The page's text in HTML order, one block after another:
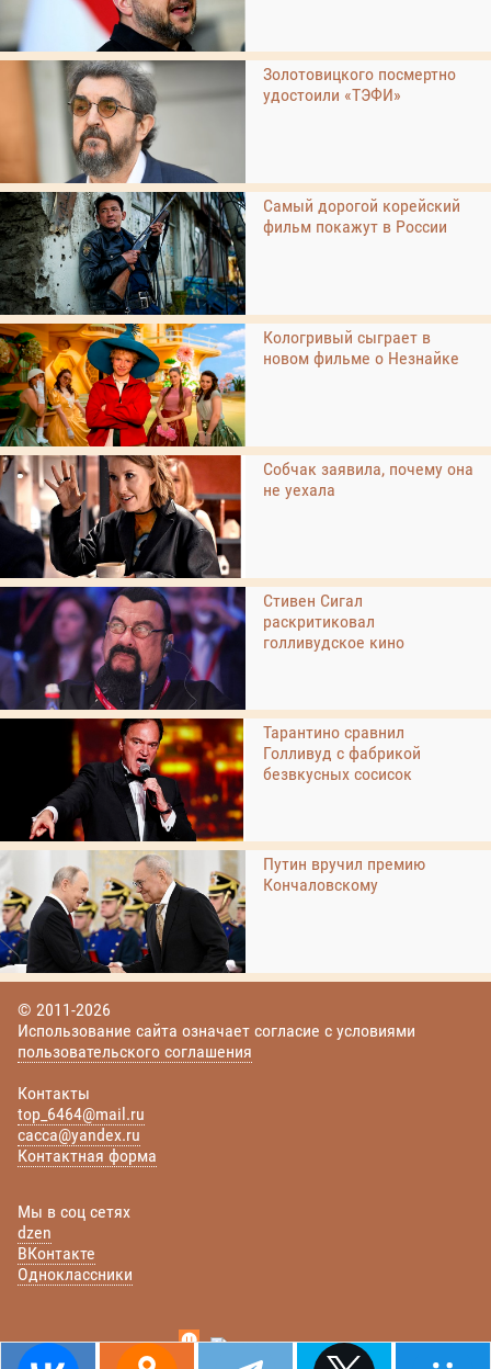
Золотовицкого посмертно
удостоили «ТЭФИ»
Самый дорогой корейский
фильм покажут в России
Кологривый сыграет в
новом фильме о Незнайке
Собчак заявила, почему она
не уехала
Стивен Сигал
раскритиковал
голливудское кино
Тарантино сравнил
Голливуд с фабрикой
безвкусных сосисок
Путин вручил премию
Кончаловскому
© 2011-2026
Использование сайта означает согласие с условиями
пользовательского соглашения
Контакты
top_6464@mail.ru
cacca@yandex.ru
Контактная форма
Мы в соц сетях
dzen
ВКонтакте
Одноклассники